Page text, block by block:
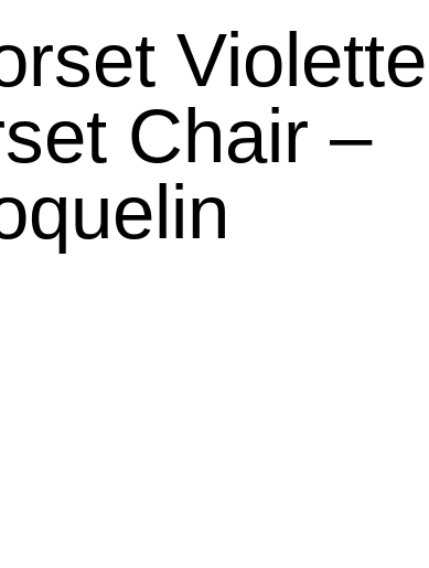
Chair –